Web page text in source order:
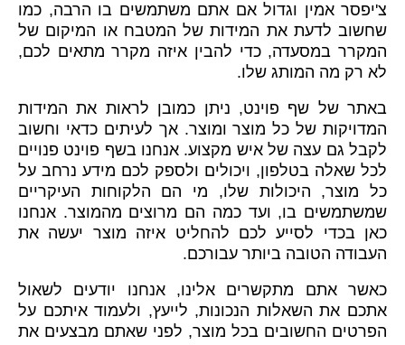
צ'יפסר אמין וגדול אם אתם משתמשים בו הרבה, כמו
שחשוב לדעת את המידות של המטבח או המיקום של
המקרר במסעדה, כדי להבין איזה מקרר מתאים לכם,
לא רק מה המותג שלו.
באתר של שף פוינט, ניתן כמובן לראות את המידות
המדויקות של כל מוצר ומוצר. אך לעיתים כדאי וחשוב
לקבל גם עצה של איש מקצוע. אנחנו בשף פוינט פנויים
לכל שאלה בטלפון, ויכולים ולספק לכם מידע נרחב על
כל מוצר, היכולות שלו, מי הם הלקוחות העיקריים
שמשתמשים בו, ועד כמה הם מרוצים מהמוצר. אנחנו
כאן בכדי לסייע לכם להחליט איזה מוצר יעשה את
העבודה הטובה ביותר עבורכם.
כאשר אתם מתקשרים אלינו, אנחנו יודעים לשאול
אתכם את השאלות הנכונות, לייעץ, ולעמוד איתכם על
הפרטים החשובים בכל מוצר, לפני שאתם מבצעים את